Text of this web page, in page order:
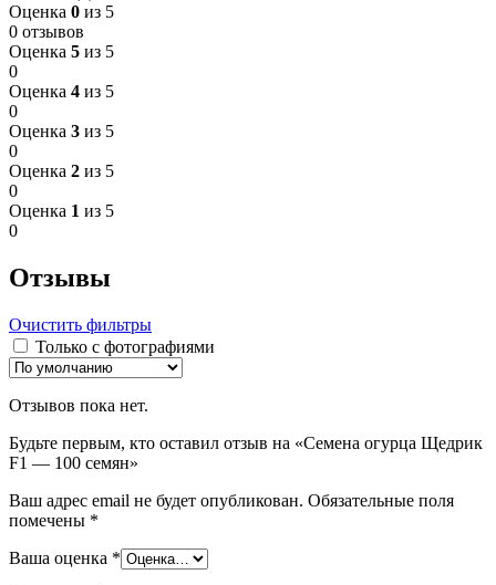
Оценка 0 из 5
0 отзывов
Оценка 5 из 5
0
Оценка 4 из 5
0
Оценка 3 из 5
0
Оценка 2 из 5
0
Оценка 1 из 5
0
Отзывы
Очистить фильтры
Только с фотографиями
Отзывов пока нет.
Будьте первым, кто оставил отзыв на «Семена огурца Щедрик
F1 — 100 семян»
Ваш адрес email не будет опубликован. Обязательные поля
помечены *
Ваша оценка *